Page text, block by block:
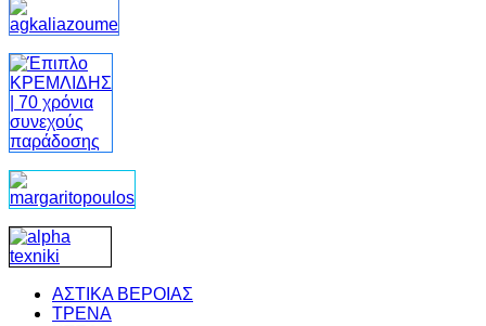
ΑΣΤΙΚΑ ΒΕΡΟΙΑΣ
ΤΡΕΝΑ